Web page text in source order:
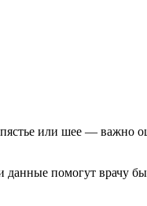
или шее — важно
помогут врачу